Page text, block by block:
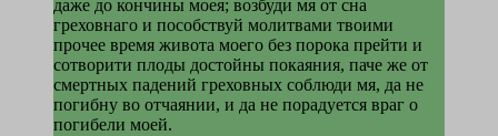
даже до кончины моея; возбуди мя от сна
греховнаго и пособствуй молитвами твоими
прочее время живота моего без порока прейти и
сотворити плоды достойны покаяния, паче же от
смертных падений греховных соблюди мя, да не
погибну во отчаянии, и да не порадуется враг о
погибели моей.